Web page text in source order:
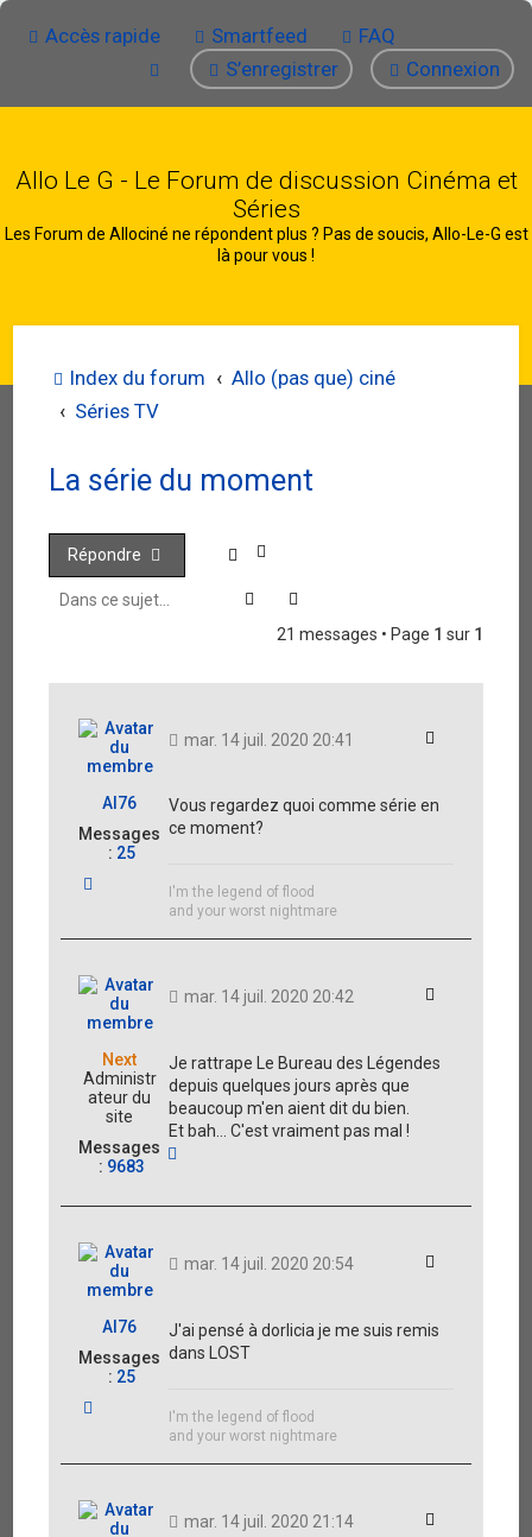
Accès rapide Smartfeed
FAQ
Connexion
S’enregistrer
Allo Le G - Le Forum de discussion Cinéma et
Séries
Les Forum de Allociné ne répondent plus ? Pas de soucis, Allo-Le-G est
là pour vous !
Index du forum
Allo (pas que) ciné
Séries TV
La série du moment
Répondre
Rechercher
21 messages • Page 1 sur 1
Al76
Messages
: 25
mar. 14 juil. 2020 20:41
Vous regardez quoi comme série en
ce moment?
I'm the legend of flood
and your worst nightmare
t
Next
Administr
ateur du
site
Messages
: 9683
mar. 14 juil. 2020 20:42
Je rattrape Le Bureau des Légendes
depuis quelques jours après que
beaucoup m'en aient dit du bien.
Et bah... C'est vraiment pas mal !
t
Al76
Messages
: 25
mar. 14 juil. 2020 20:54
J'ai pensé à dorlicia je me suis remis
dans LOST
I'm the legend of flood
and your worst nightmare
t
mar. 14 juil. 2020 21:14